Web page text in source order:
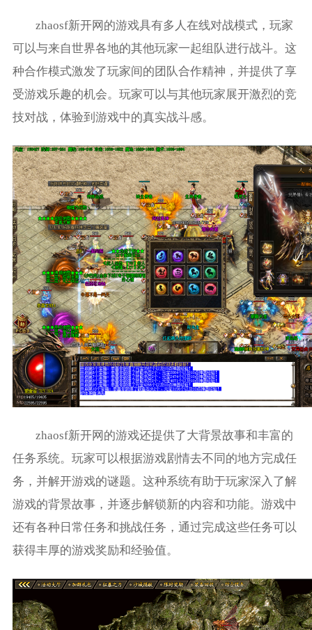
zhaosf新开网的游戏具有多人在线对战模式，玩家
可以与来自世界各地的其他玩家一起组队进行战斗。这
种合作模式激发了玩家间的团队合作精神，并提供了享
受游戏乐趣的机会。玩家可以与其他玩家展开激烈的竞
技对战，体验到游戏中的真实战斗感。
zhaosf新开网的游戏还提供了大背景故事和丰富的
任务系统。玩家可以根据游戏剧情去不同的地方完成任
务，并解开游戏的谜题。这种系统有助于玩家深入了解
游戏的背景故事，并逐步解锁新的内容和功能。游戏中
还有各种日常任务和挑战任务，通过完成这些任务可以
获得丰厚的游戏奖励和经验值。